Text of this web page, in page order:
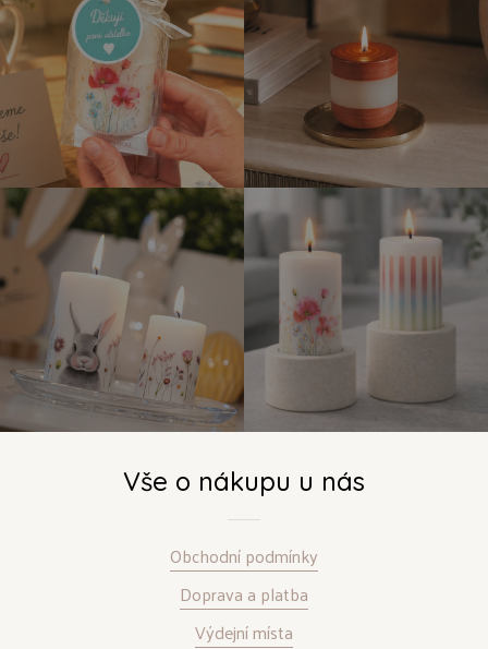
Vše o nákupu u nás
Obchodní podmínky
Doprava a platba
Výdejní místa